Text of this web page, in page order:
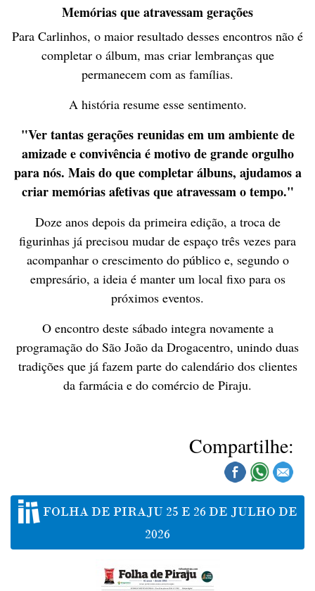
Memórias que atravessam gerações
Para Carlinhos, o maior resultado desses encontros não é
completar o álbum, mas criar lembranças que
permanecem com as famílias.
A história resume esse sentimento.
"Ver tantas gerações reunidas em um ambiente de
amizade e convivência é motivo de grande orgulho
para nós. Mais do que completar álbuns, ajudamos a
criar memórias afetivas que atravessam o tempo."
Doze anos depois da primeira edição, a troca de
figurinhas já precisou mudar de espaço três vezes para
acompanhar o crescimento do público e, segundo o
empresário, a ideia é manter um local fixo para os
próximos eventos.
O encontro deste sábado integra novamente a
programação do São João da Drogacentro, unindo duas
tradições que já fazem parte do calendário dos clientes
da farmácia e do comércio de Piraju.
Compartilhe:
FOLHA DE PIRAJU 25 E 26 DE JULHO DE
2026